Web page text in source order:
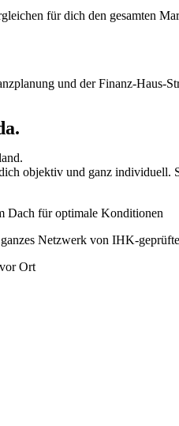
für dich den gesamten
und der Finanz-Haus-
.
objektiv und ganz individuell.
Dach für optimale Konditionen
Netzwerk von IHK-
Ort